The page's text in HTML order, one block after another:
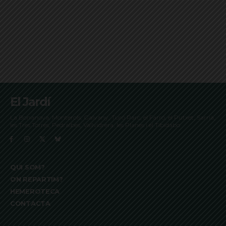
El Jardí
La Bonanova, Monterols, Galvany, Turó Parc, el Farró, el Putxet, Sarrià,
les Tres Torres, Pedralbes, Vallvidrera, les Planes i el Tibidabo
QUI SOM?
ON REPARTIM?
HEMEROTECA
CONTACTA